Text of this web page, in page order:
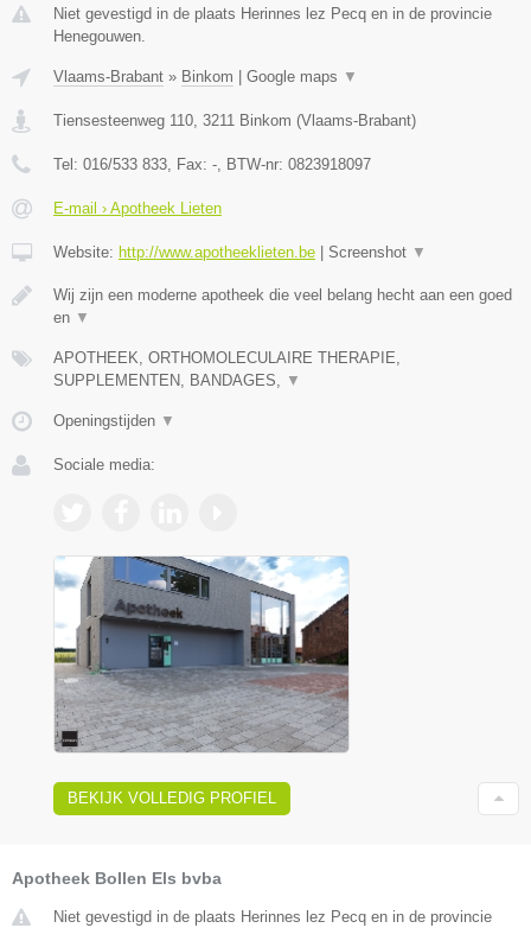
Niet gevestigd in de plaats Herinnes lez Pecq en in de provincie
Henegouwen.
Vlaams-Brabant » Binkom Google maps ▼
Tiensesteenweg 110 3211 Binkom (Vlaams-Brabant)
Tel: 016/533 833 , Fax: - , BTW-nr: 0823918097
E-mail › Apotheek Lieten
Website: http://www.apotheeklieten.be Screenshot ▼
Wij zijn een moderne apotheek die veel belang hecht aan een goed
en ▼
APOTHEEK, ORTHOMOLECULAIRE THERAPIE,
SUPPLEMENTEN, BANDAGES,
▼
Openingstijden ▼
Sociale media:
BEKIJK VOLLEDIG PROFIEL
Apotheek Bollen Els bvba
Niet gevestigd in de plaats Herinnes lez Pecq en in de provincie